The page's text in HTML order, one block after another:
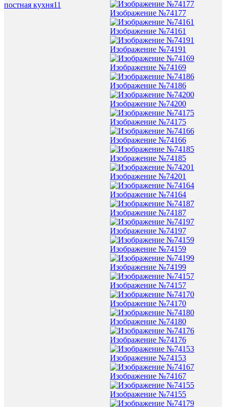
постная кухня11
Изображение №74177
Изображение №74161
Изображение №74191
Изображение №74169
Изображение №74186
Изображение №74200
Изображение №74175
Изображение №74166
Изображение №74185
Изображение №74201
Изображение №74164
Изображение №74187
Изображение №74197
Изображение №74159
Изображение №74199
Изображение №74157
Изображение №74170
Изображение №74180
Изображение №74176
Изображение №74153
Изображение №74167
Изображение №74155